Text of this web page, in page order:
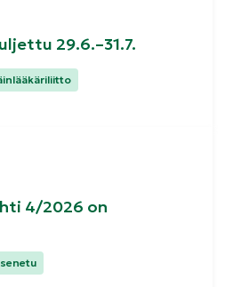
29.6.–31.7.
4/2026 on